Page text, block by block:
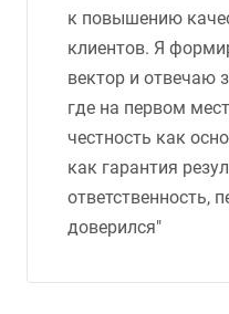
к повышению
клиентов. Я
вектор и отвечаю
где на первом
честность как
как гарантия
ответственность,
доверился"